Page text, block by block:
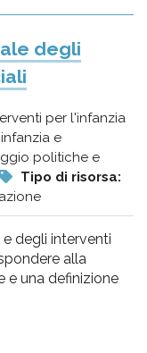
degli
per l'infanzia
e
politiche e
Tipo di risorsa:
degli interventi
alla
e una definizione